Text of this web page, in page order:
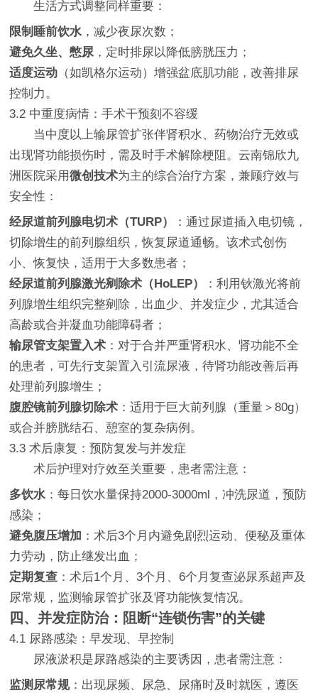
生活方式调整同样重要：
限制睡前饮水 ，减少夜尿次数；
避免久坐、憋尿 ，定时排尿以降低膀胱压力；
适度运动 （如凯格尔运动）增强盆底肌功能，改善排尿
控制力。
3.2 中重度病情：手术干预刻不容缓
当中度以上输尿管扩张伴肾积水、药物治疗无效或
出现肾功能损伤时，需及时手术解除梗阻。云南锦欣九
洲医院采用微创技术为主的综合治疗方案，兼顾疗效与
安全性：
经尿道前列腺电切术（TURP）
：通过尿道插入电切镜，
切除增生的前列腺组织，恢复尿道通畅。该术式创伤
小、恢复快，适用于大多数患者；
经尿道前列腺激光剜除术（HoLEP）
：利用钬激光将前
列腺增生组织完整剜除，出血少、并发症少，尤其适合
高龄或合并凝血功能障碍者；
输尿管支架置入术 ：对于合并严重肾积水、肾功能不全
的患者，可先行支架置入引流尿液，待肾功能改善后再
处理前列腺增生；
腹腔镜前列腺切除术 ：适用于巨大前列腺（重量＞80g）
或合并膀胱结石、憩室的复杂病例。
3.3 术后康复：预防复发与并发症
术后护理对疗效至关重要，患者需注意：
多饮水 ：每日饮水量保持2000-3000ml，冲洗尿道，预防
感染；
避免腹压增加 ：术后3个月内避免剧烈运动、便秘及重体
力劳动，防止继发出血；
定期复查 ：术后1个月、3个月、6个月复查泌尿系超声及
尿常规，监测输尿管扩张及肾功能恢复情况。
四、并发症防治：阻断“连锁伤害”的关键
4.1 尿路感染：早发现、早控制
尿液淤积是尿路感染的主要诱因，患者需注意：
监测尿常规：出现尿频、尿急、尿痛时及时就医，遵医